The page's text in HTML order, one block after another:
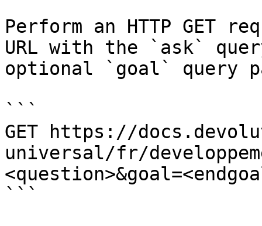
Perform an HTTP GET
URL with the `ask`
optional `goal` query
```
GET https://
universal/fr/
```